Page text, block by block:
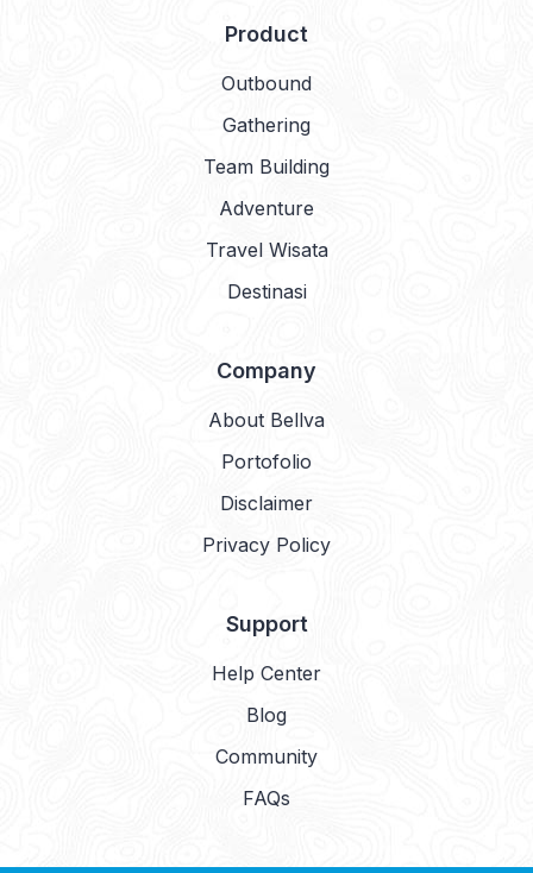
Product
Outbound
Gathering
Team Building
Adventure
Travel Wisata
Destinasi
Company
About Bellva
Portofolio
Disclaimer
Privacy Policy
Support
Help Center
Blog
Community
FAQs